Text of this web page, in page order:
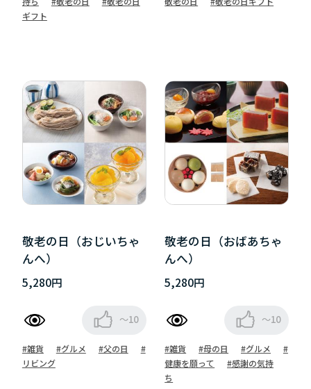
ギフト
敬老の日（おじいちゃ
んへ）
5,280円
～10
#雑貨 #グルメ #父の日
#
リビング
敬老の日（おばあちゃ
んへ）
5,280円
～10
#雑貨 #母の日 #グルメ
#
健康を願って
#感謝の気持
ち